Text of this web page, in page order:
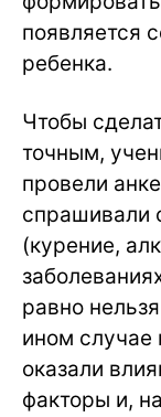
появляется
ребенка.
Чтобы
точным,
провели
спрашивали
(курение,
равно
ином случае
оказали
факторы и,